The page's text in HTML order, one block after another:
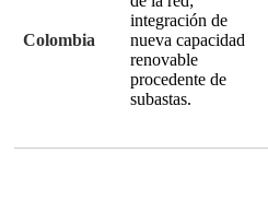
Colombia
integración de
nueva capacidad
renovable
procedente de
subastas.